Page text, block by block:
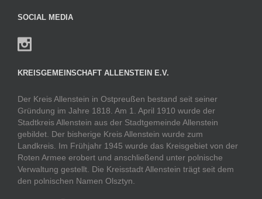
SOCIAL MEDIA
KREISGEMEINSCHAFT ALLENSTEIN E.V.
Der Kreis Allenstein in Ostpreußen bestand seit seiner
Gründung im Jahre 1818. Am 1. April 1910 wurde der
Stadtkreis Allenstein aus der Stadtgemeinde Allenstein
gebildet. Der bisherige Kreis Allenstein wurde zum
Landkreis. Im Frühjahr 1945 wurde das Kreisgebiet von der
Roten Armee erobert und anschließend unter polnische
Verwaltung gestellt. Die Kreisstadt Allenstein trägt seit dem
den polnischen Namen Olsztyn.